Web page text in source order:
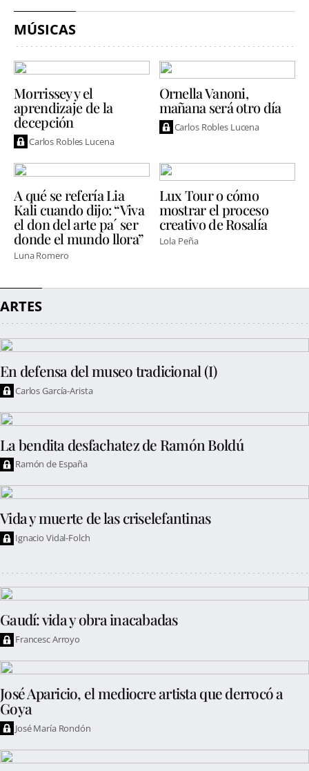
MÚSICAS
Morrissey y el
aprendizaje de la
decepción
Carlos Robles Lucena
Ornella Vanoni,
mañana será otro día
Carlos Robles Lucena
A qué se refería Lia
Kali cuando dijo: “Viva
el don del arte pa´ ser
donde el mundo llora”
Luna Romero
Lux Tour o cómo
mostrar el proceso
creativo de Rosalía
Lola Peña
ARTES
En defensa del museo tradicional (I)
Carlos García-Arista
La bendita desfachatez de Ramón Boldú
Ramón de España
Vida y muerte de las criselefantinas
Ignacio Vidal-Folch
Gaudí: vida y obra inacabadas
Francesc Arroyo
José Aparicio, el mediocre artista que derrocó a
Goya
José María Rondón